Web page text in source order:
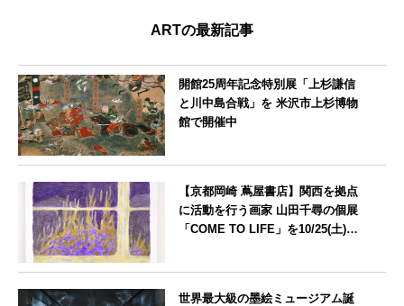
ARTの最新記事
開館25周年記念特別展「上杉謙信
と川中島合戦」を 米沢市上杉博物
館で開催中
【京都岡崎 蔦屋書店】関西を拠点
に活動を行う画家 山田千尋の個展
「COME TO LIFE」を10/25(土)よ
世界最大級の墨絵ミュージアム誕